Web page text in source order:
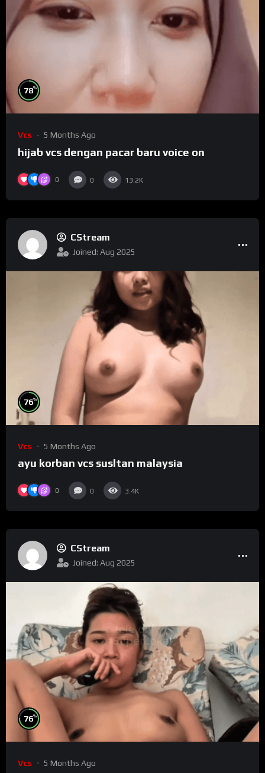
78%
Vcs 5 Months Ago
hijab vcs dengan pacar baru voice on
0 0 13.2K
CStream
Joined: Aug 2025
76%
Vcs 5 Months Ago
ayu korban vcs susltan malaysia
0 0 3.4K
CStream
Joined: Aug 2025
76%
Vcs 5 Months Ago